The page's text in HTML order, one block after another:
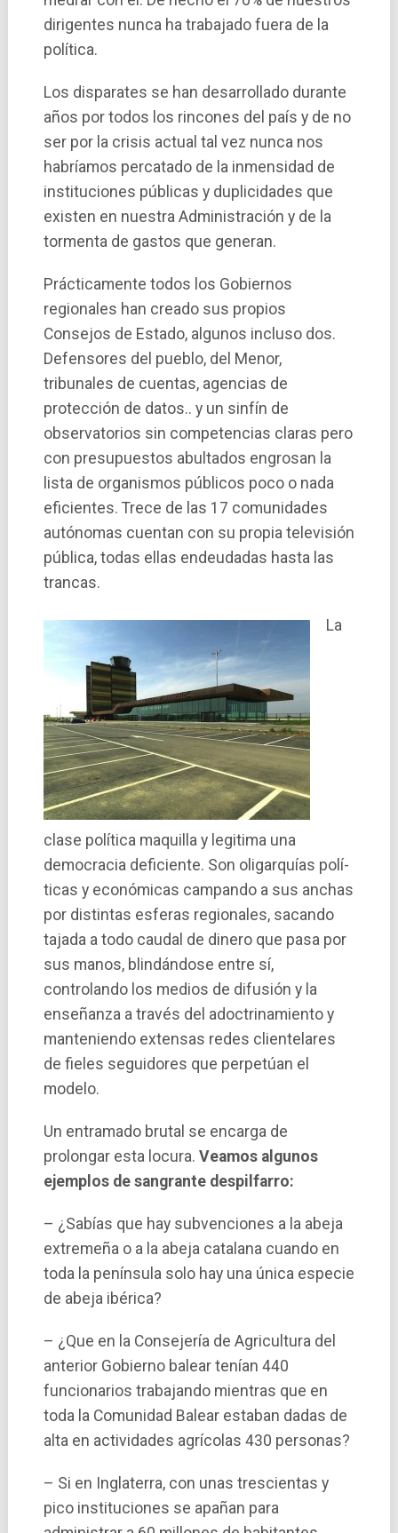
dirigentes nunca ha trabajado fuera de la
polí­tica.
Los disparates se han desarrollado durante
años por todos los rincones del paí­s y de no
ser por la crisis actual tal vez nunca nos
habrí­amos percatado de la inmensidad de
instituciones públicas y duplicidades que
existen en nuestra Administración y de la
tormenta de gastos que generan.
Prácticamente todos los Gobiernos
regionales han creado sus propios
Consejos de Estado, algunos incluso dos.
Defensores del pueblo, del Menor,
tribunales de cuentas, agencias de
protección de datos.. y un sinfí­n de
observatorios sin competencias claras pero
con presupuestos abultados engrosan la
lista de organismos públicos poco o nada
eficientes. Trece de las 17 comunidades
autónomas cuentan con su propia televisión
pública, todas ellas endeudadas hasta las
trancas.
La
clase polí­tica maquilla y legitima una
democracia deficiente. Son oligarquí­as polí­
ticas y económicas campando a sus anchas
por distintas esferas regionales, sacando
tajada a todo caudal de dinero que pasa por
sus manos, blindándose entre sí­,
controlando los medios de difusión y la
enseñanza a través del adoctrinamiento y
manteniendo extensas redes clientelares
de fieles seguidores que perpetúan el
modelo.
Un entramado brutal se encarga de
prolongar esta locura. Veamos algunos
ejemplos de sangrante despilfarro:
– ¿Sabí­as que hay subvenciones a la abeja
extremeña o a la abeja catalana cuando en
toda la pení­nsula solo hay una única especie
de abeja ibérica?
– ¿Que en la Consejerí­a de Agricultura del
anterior Gobierno balear tení­an 440
funcionarios trabajando mientras que en
toda la Comunidad Balear estaban dadas de
alta en actividades agrí­colas 430 personas?
– Si en Inglaterra, con unas trescientas y
pico instituciones se apañan para